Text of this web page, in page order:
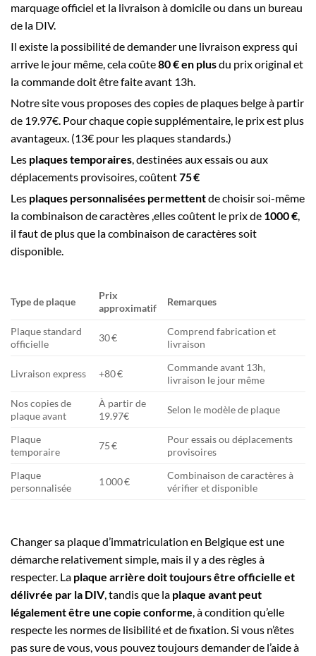
marquage officiel et la livraison à domicile ou dans un bureau
de la DIV.
Il existe la possibilité de demander une livraison express qui
arrive le jour même, cela coûte80 € en plusdu prix original et
la commande doit être faite avant 13h.
Notre site vous proposes des copies de plaques belge à partir
de 19.97€. Pour chaque copie supplémentaire, le prix est plus
avantageux. (13€ pour les plaques standards.)
Les plaques temporaires, destinées aux essais ou aux
déplacements provisoires, coûtent75 €
Les plaques personnalisées permettentde choisir soi-même
la combinaison de caractères ,elles coûtent le prix de 1000 €,
il faut de plus que la combinaison de caractères soit
disponible.
Type de plaque
Prix
approximatif
Remarques
Plaque standard
officielle
30 €
Comprend fabrication et
livraison
Livraison express +80 €
Commande avant 13h,
livraison le jour même
Nos copies de
plaque avant
À partir de
19.97€
Selon le modèle de plaque
Plaque
temporaire
75 €
Pour essais ou déplacements
provisoires
Plaque
personnalisée
1 000 €
Combinaison de caractères à
vérifier et disponible
Changer sa plaque d’immatriculation en Belgique est une
démarche relativement simple, mais il y a des règles à
respecter. La plaque arrière doit toujours être officielle et
délivrée par la DIV, tandis que la plaque avant peut
légalement être une copie conforme, à condition qu’elle
respecte les normes de lisibilité et de fixation. Si vous n’êtes
pas sure de vous, vous pouvez toujours demander de l’aide à